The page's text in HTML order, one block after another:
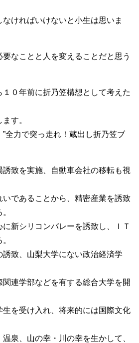
ければいけないと小生は思いま
なことと人を変えることだと思う
０年前に折乃笠構想として考えた
す。
全力で突っ走れ！蔵出し折乃笠ブ
致を実施、自動車会社の移転も視
いであることから、精密産業を誘致
に新シリコンバレーを誘致し、ＩＴ
致、山梨大学にない政治経済学
連学部などを有する総合大学を開
を受け入れ、将来的には国際文化
泉、山の幸・川の幸を生かして、